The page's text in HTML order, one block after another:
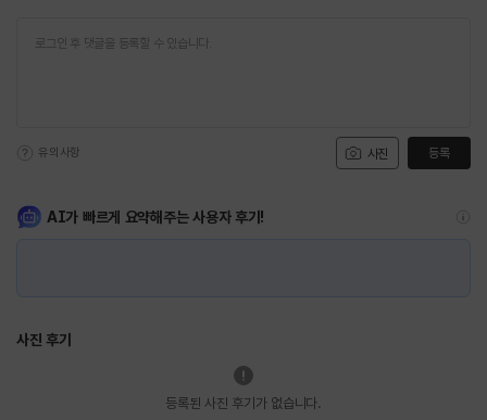
사진
유의사항 등록
AI가 빠르게 요약해주는 사용자 후기!
사진 후기
등록된 사진 후기가 없습니다.